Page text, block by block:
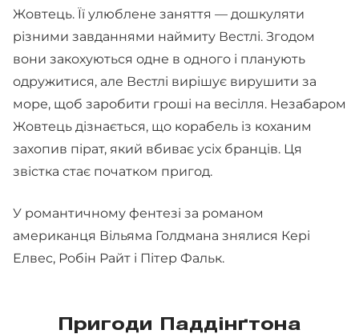
Жовтець. Її улюблене заняття — дошкуляти
різними завданнями наймиту Вестлі. Згодом
вони закохуються одне в одного і планують
одружитися, але Вестлі вирішує вирушити за
море, щоб заробити гроші на весілля. Незабаром
Жовтець дізнається, що корабель із коханим
захопив пірат, який вбиває усіх бранців. Ця
звістка стає початком пригод.
У романтичному фентезі за романом
американця Вільяма Голдмана знялися Кері
Елвес, Робін Райт і Пітер Фальк.
Пригоди Паддінґтона